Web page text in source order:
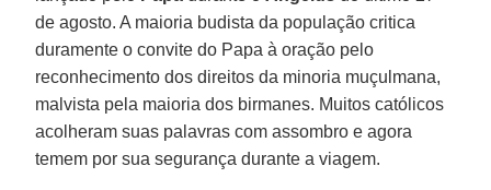
de agosto. A maioria budista da população critica
duramente o convite do Papa à oração pelo
reconhecimento dos direitos da minoria muçulmana,
malvista pela maioria dos birmanes. Muitos católicos
acolheram suas palavras com assombro e agora
temem por sua segurança durante a viagem.